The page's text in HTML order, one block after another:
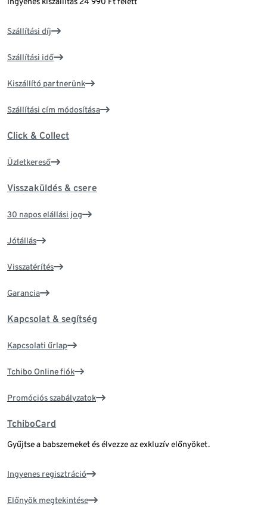
Szállítási díj
Szállítási idő
Kiszállító partnerünk
Szállítási cím módosítása
Click & Collect
Üzletkereső
Visszaküldés & csere
30 napos elállási jog
Jótállás
Visszatérítés
Garancia
Kapcsolat & segítség
Kapcsolati űrlap
Tchibo Online fiók
Promóciós szabályzatok
TchiboCard
Gyűjtse a babszemeket és élvezze az exkluzív előnyöket.
Ingyenes regisztráció
Előnyök megtekintése